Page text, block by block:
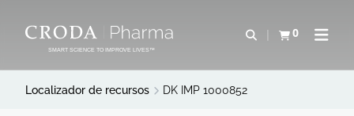
PARA
CONTEÚDO
PARA
MENU
SMART SCIENCE TO IMPROVE LIVES™
Abrir pesquisa
0
Exibir cestaAbrir
Localizador de recursos DK IMP 1000852